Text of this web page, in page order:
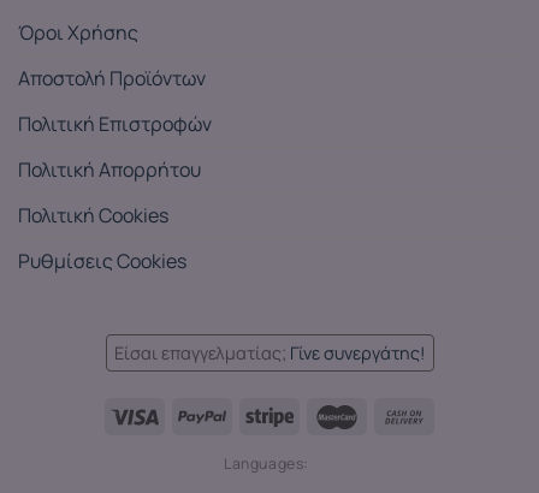
Όροι Χρήσης
Αποστολή Προϊόντων
Πολιτική Επιστροφών
Πολιτική Απορρήτου
Πολιτική Cookies
Ρυθμίσεις Cookies
Είσαι επαγγελματίας; Γίνε συνεργάτης!
Languages: